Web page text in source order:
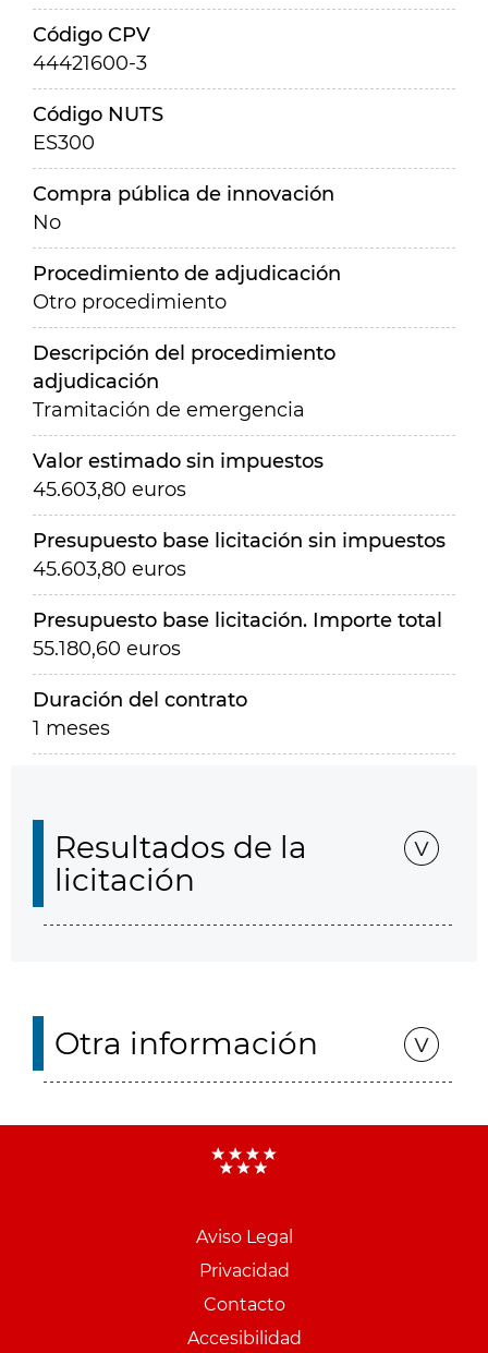
Código CPV
44421600-3
Código NUTS
ES300
Compra pública de innovación
No
Procedimiento de adjudicación
Otro procedimiento
Descripción del procedimiento
adjudicación
Tramitación de emergencia
Valor estimado sin impuestos
45.603,80 euros
Presupuesto base licitación sin impuestos
45.603,80 euros
Presupuesto base licitación. Importe total
55.180,60 euros
Duración del contrato
1 meses
Resultados de la
licitación
Otra información
Aviso Legal
Privacidad
Contacto
Accesibilidad